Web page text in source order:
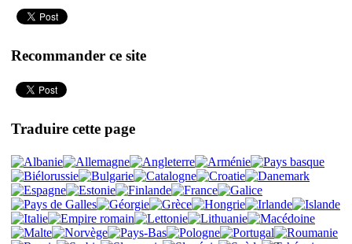
Recommander ce site
Traduire cette page